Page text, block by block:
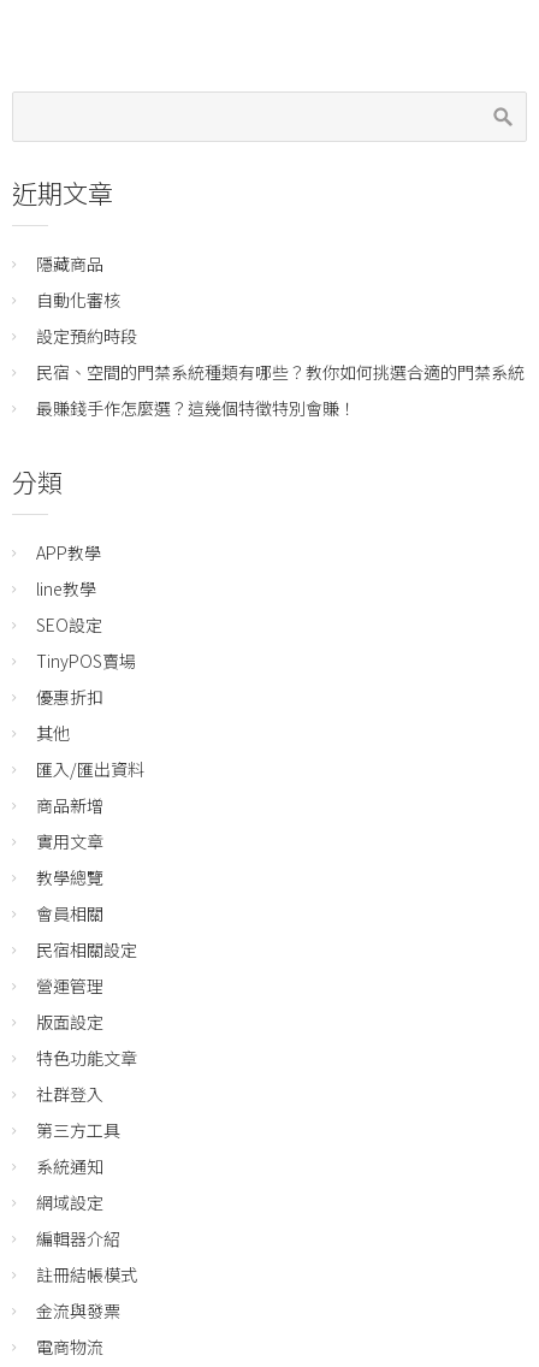
近期文章
隱藏商品
自動化審核
設定預約時段
民宿、空間的門禁系統種類有哪些？教你如何挑選合適的門禁系統
最賺錢手作怎麼選？這幾個特徵特別會賺！
分類
APP教學
line教學
SEO設定
TinyPOS賣場
優惠折扣
其他
匯入/匯出資料
商品新增
實用文章
教學總覽
會員相關
民宿相關設定
營運管理
版面設定
特色功能文章
社群登入
第三方工具
系統通知
網域設定
編輯器介紹
註冊結帳模式
金流與發票
電商物流